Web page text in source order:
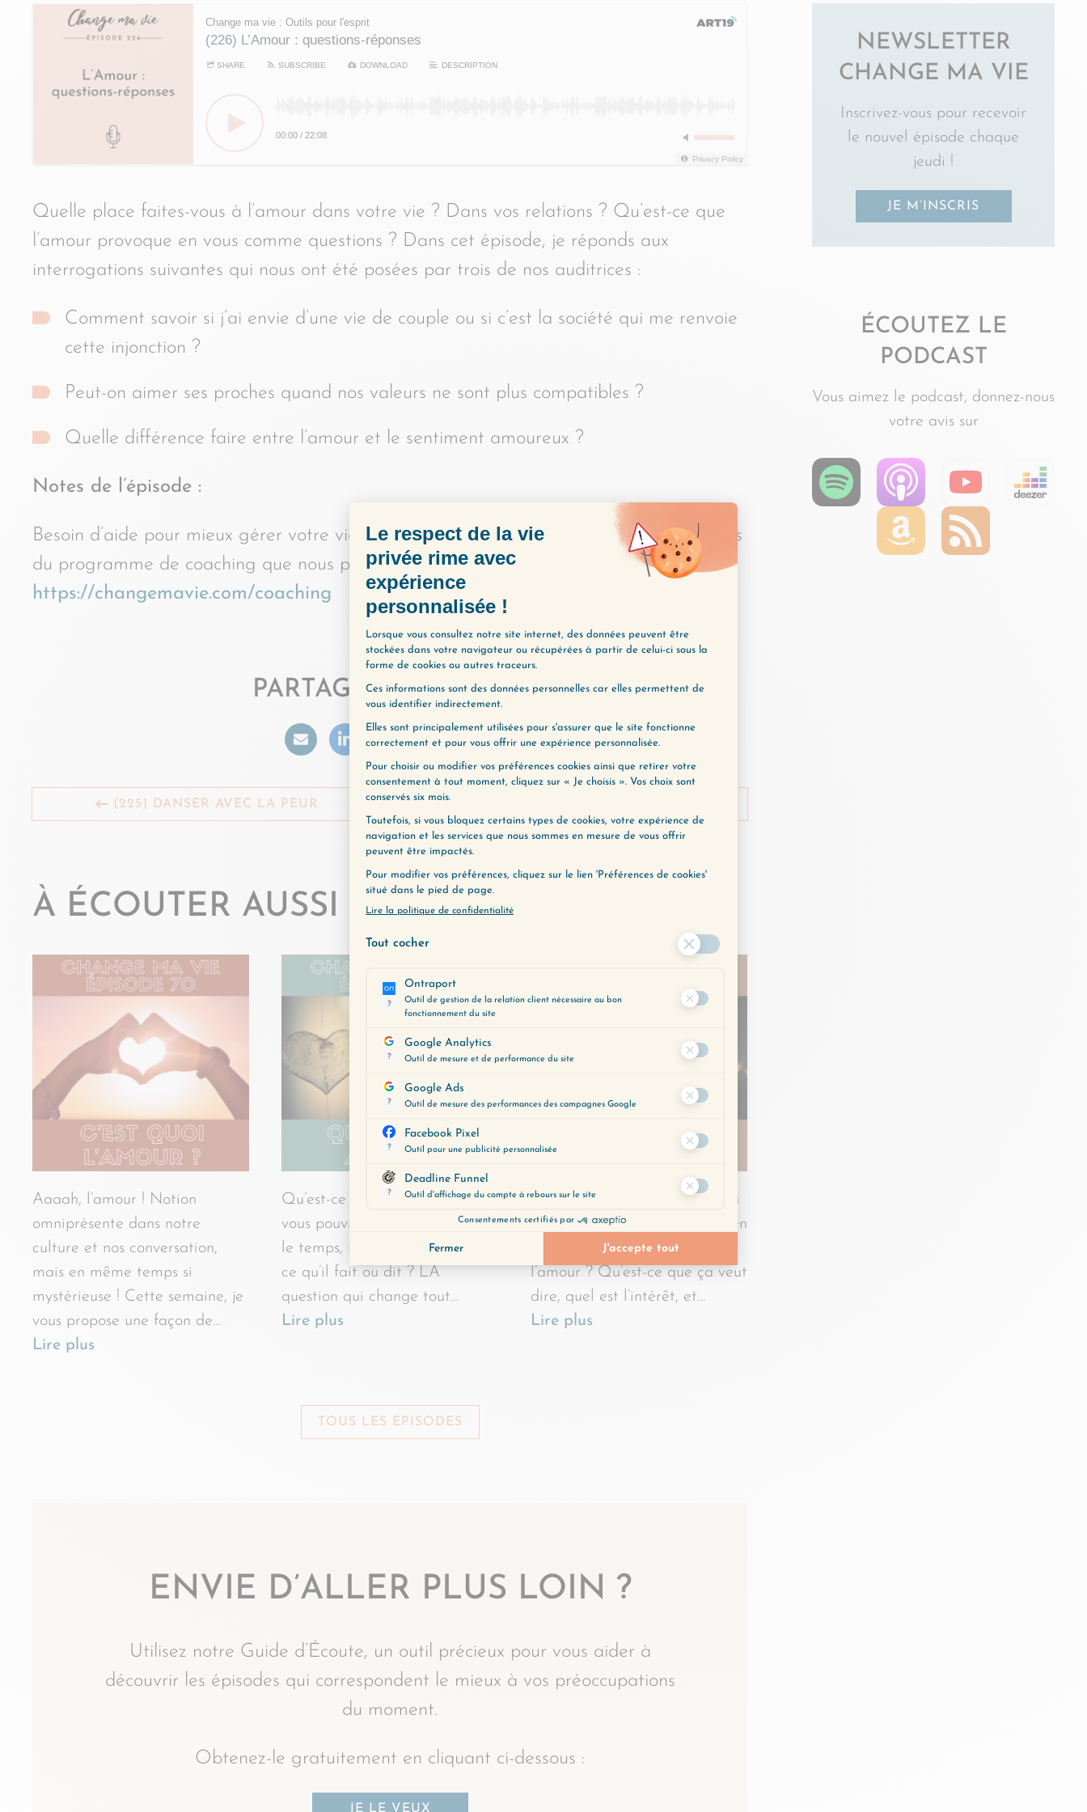
Change ma vie : Outils pour l'esprit
(226) L’Amour : questions-réponses
SHARE SUBSCRIBE DOWNLOAD DESCRIPTION
00:00 / 22:08
Privacy Policy
Quelle place faites-vous à l’amour dans votre vie ? Dans vos relations ? Qu’est-ce que
l’amour provoque en vous comme questions ? Dans cet épisode, je réponds aux
interrogations suivantes qui nous ont été posées par trois de nos auditrices :
Comment savoir si j’ai envie d’une vie de couple ou si c’est la société qui me renvoie
cette injonction ?
Peut-on aimer ses proches quand nos valeurs ne sont plus compatibles ?
Quelle différence faire entre l’amour et le sentiment amoureux ?
Notes de l’épisode :
Besoin d’aide pour mieux gérer votre vie émotionnelle ? C’est une des pierres angulaires
du programme de coaching que nous proposons. Pour en savoir plus :
https://changemavie.com/coaching
PARTAGER L'ÉPISODE
(225) DANSER AVEC LA PEUR
À ÉCOUTER AUSSI
Aaaah, l’amour ! Notion
omniprésente dans notre
culture et nos conversation,
mais en même temps si
mystérieuse ! Cette semaine, je
vous propose une façon de…
Lire plus
Qu’est-ce qui se passerait si
vous pouviez aimer l’autre tout
le temps, indépendamment de
ce qu’il fait ou dit ? LA
question qui change tout…
Lire plus
Savez-vous qu’on a toujours la
possibilité, à tout moment et en
toute situation, de choisir
l’amour ? Qu’est-ce que ça veut
dire, quel est l’intérêt, et…
Lire plus
TOUS LES ÉPISODES
ENVIE D’ALLER PLUS LOIN ?
Utilisez notre Guide d’Écoute, un outil précieux pour vous aider à
découvrir les épisodes qui correspondent le mieux à vos préoccupations
du moment.
Obtenez-le gratuitement en cliquant ci-dessous :
JE LE VEUX
NEWSLETTER
CHANGE MA VIE
Inscrivez-vous pour recevoir
le nouvel épisode chaque
jeudi !
JE M’INSCRIS
ÉCOUTEZ LE
PODCAST
Vous aimez le podcast, donnez-nous
votre avis sur